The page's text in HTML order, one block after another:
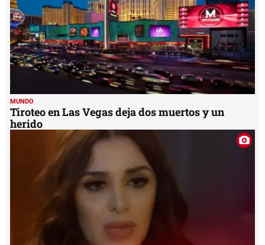
MUNDO
Tiroteo en Las Vegas deja dos muertos y un
herido